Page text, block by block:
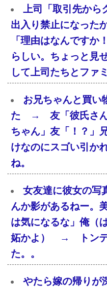
上司「取引先から
出入り禁止になった
「理由はなんですか
らしい。ちょっと
して上司たちとファ
お兄ちゃんと買い
た → 友「彼氏さん
ちゃん」友「！？」
けなのにスゴい引か
ね。
女友達に彼女の写
んか影があるねー。
は気になるな」俺（
妬かよ） → トンデ
た。。
やたら嫁の帰りが